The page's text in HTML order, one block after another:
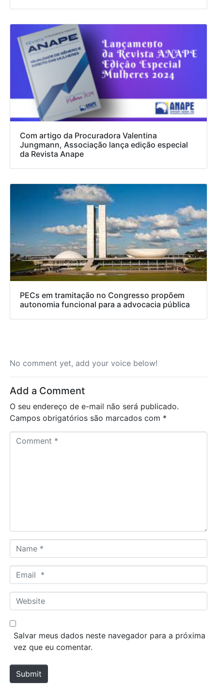
Com artigo da Procuradora Valentina
Jungmann, Associação lança edição especial
da Revista Anape
PECs em tramitação no Congresso propõem
autonomia funcional para a advocacia pública
No comment yet, add your voice below!
Add a Comment
O seu endereço de e-mail não será publicado.
Campos obrigatórios são marcados com *
a
m
*
m
a
*
W
e
b
e
Salvar meus dados neste navegador para a próxima
vez que eu comentar.
Submit